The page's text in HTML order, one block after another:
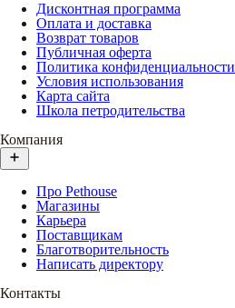
Дисконтная программа
Оплата и доставка
Возврат товаров
Публичная оферта
Политика конфиденциальности
Условия использования
Карта сайта
Школа петродительства
Компания
Про Pethouse
Магазины
Карьера
Поставщикам
Благотворительность
Написать директору
Контакты